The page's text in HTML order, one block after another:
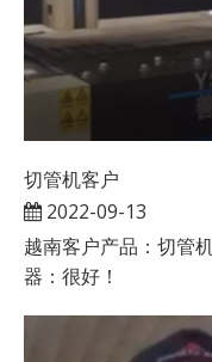
切管机客户
2022-09-13
越南客户产品：切管
器：很好！